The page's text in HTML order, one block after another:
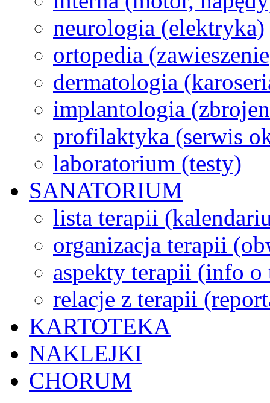
neurologia (elektryka)
ortopedia
dermatologia
implantologia
profilaktyka (serwis
laboratorium (testy)
SANATORIUM
lista terapii
organizacja terapii
aspekty terapii (info o
relacje z terapii
KARTOTEKA
NAKLEJKI
CHORUM